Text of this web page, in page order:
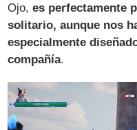
Ojo,es perfectamente
solitario, aunque nos
especialmente
compañía.